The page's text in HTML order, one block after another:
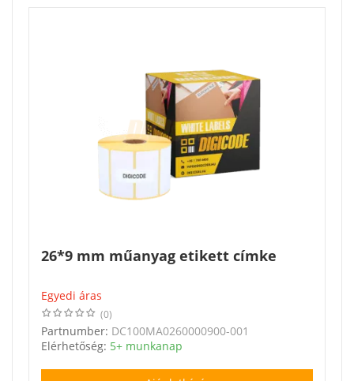
26*9 mm műanyag etikett címke
Egyedi áras
(0)
Partnumber: DC100MA0260000900-001
Elérhetőség: 5+ munkanap